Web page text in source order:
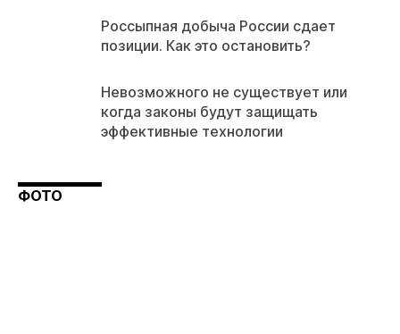
Россыпная добыча России сдает
позиции. Как это остановить?
Невозможного не существует или
когда законы будут защищать
эффективные технологии
ФОТО